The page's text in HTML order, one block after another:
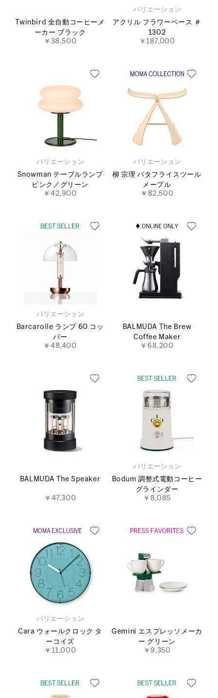
Twinbird 全自動コーヒーメ
ーカー ブラック
￥38,500
バリエーション
アクリル フラワーベース ＃
1302
￥187,000
バリエーション
Snowman テーブルランプ
ピンク／グリーン
￥42,900
バリエーション
柳 宗理 バタフライスツール
メープル
￥82,500
バリエーション
Barcarolle ランプ 60 コッ
パー
￥48,400
BALMUDA The Brew
Coffee Maker
￥68,200
BALMUDA The Speaker
￥47,300
バリエーション
Bodum 調整式電動コーヒー
グラインダー
￥8,085
バリエーション
Cara ウォールクロック タ
ーコイズ
￥11,000
Gemini エスプレッソメーカ
ー グリーン
￥9,350